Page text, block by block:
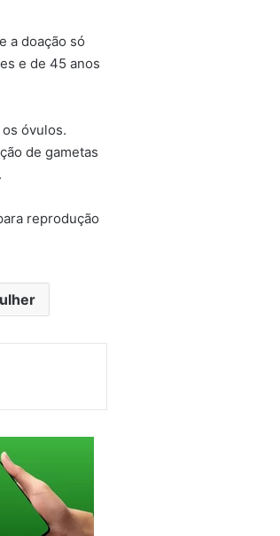
a doação só
e de 45 anos
óvulos.
de gametas
reprodução